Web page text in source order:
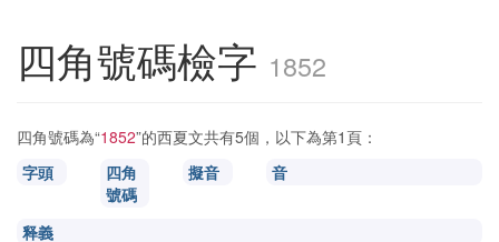
四角號碼檢字 1852
四角號碼為“1852”的西夏文共有5個，以下為第1頁：
字頭
四角
號碼
擬音 音
释義